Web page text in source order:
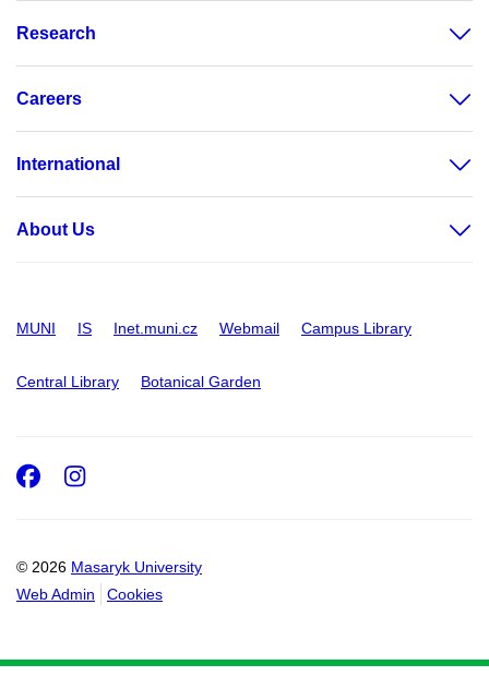
Research
Careers
International
About Us
MUNI IS Inet.muni.cz Webmail Campus Library
Central Library Botanical Garden
© 2026 Masaryk University
Web Admin
Cookies
Facebook
Instagram